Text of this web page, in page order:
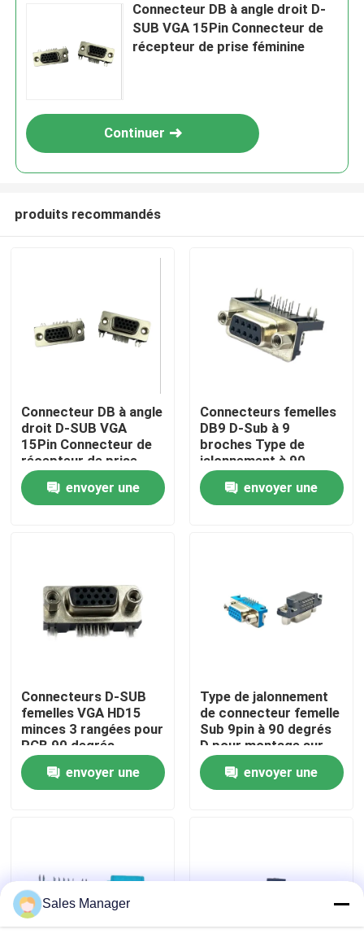
Maison
Visite d'usine
Contact USA
Demandez une citation
Connecteur de prise USB
Connecteurs USB de type C
Connecteur DB à angle droit D-
SUB VGA 15Pin Connecteur de
récepteur de prise féminine
Continuer
produits recommandés
Connecteur DB à angle
droit D-SUB VGA
15Pin Connecteur de
récepteur de prise
féminine
envoyer une
Connecteurs femelles
DB9 D-Sub à 9
broches Type de
jalonnement à 90
degrés pour montage
sur circuit imprimé
envoyer une
Connecteurs D-SUB
femelles VGA HD15
minces 3 rangées pour
PCB 90 degrés
1.0AMP
envoyer une
Type de jalonnement
de connecteur femelle
Sub 9pin à 90 degrés
D pour montage sur
circuit imprimé
envoyer une
Sales Manager